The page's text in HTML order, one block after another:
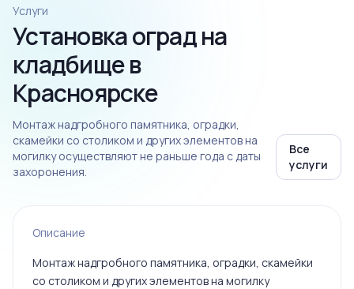
Услуги
Установка оград на
кладбище в
Красноярске
Монтаж надгробного памятника, оградки,
скамейки со столиком и других элементов на
могилку осуществляют не раньше года с даты
захоронения.
Все
услуги
Описание
Монтаж надгробного памятника, оградки, скамейки
со столиком и других элементов на могилку